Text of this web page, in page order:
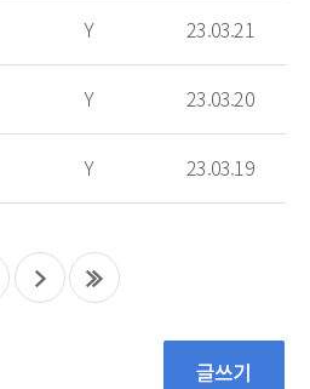
Y 23.03.21
Y 23.03.20
Y 23.03.19